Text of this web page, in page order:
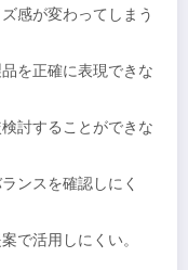
感が変わってしまう
を正確に表現できな
討することができな
ンスを確認しにく
で活用しにくい。